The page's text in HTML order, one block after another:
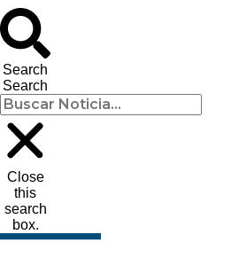
Search
Search
Close
this
search
box.